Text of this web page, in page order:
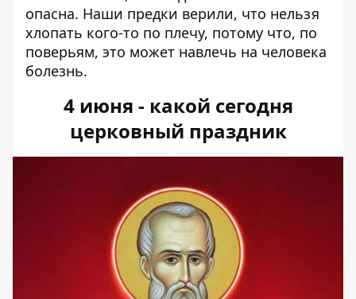
опасна. Наши предки верили, что нельзя
хлопать кого-то по плечу, потому что, по
поверьям, это может навлечь на человека
болезнь.
4 июня - какой сегодня
церковный праздник